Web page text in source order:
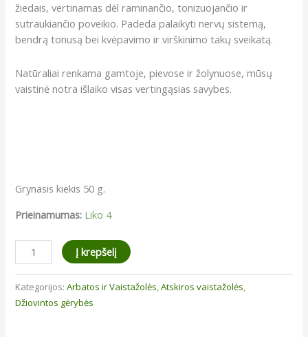
žiedais, vertinamas dėl raminančio, tonizuojančio ir
sutraukiančio poveikio. Padeda palaikyti nervų sistemą,
bendrą tonusą bei kvėpavimo ir virškinimo takų sveikatą.
Natūraliai renkama gamtoje, pievose ir žolynuose, mūsų
vaistinė notra išlaiko visas vertingąsias savybes.
Grynasis kiekis 50 g.
Prieinamumas: Liko 4
produkto
kiekis:
Vaistinė
notra
Į krepšelį
Kategorijos:Arbatos ir Vaistažolės,Atskiros vaistažolės,
Džiovintos gėrybės